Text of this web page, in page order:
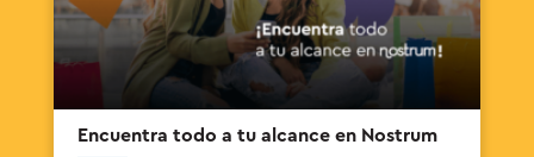
Encuentra todo a tu alcance en Nostrum